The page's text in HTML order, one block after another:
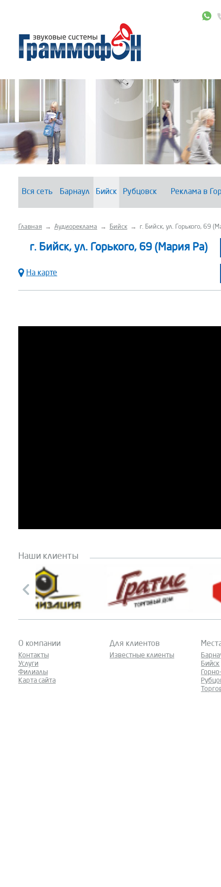
Вся сеть Барнаул Бийск Рубцовск Реклама в
Главная → Аудиореклама → Бийск → г. Бийск, ул. Горького, 69
г. Бийск, ул. Горького, 69 (Мария Ра)
На карте
Наши клиенты
О компании
Контакты
Услуги
Филиалы
Карта сайта
Для клиентов
Известные клиенты
Бийск